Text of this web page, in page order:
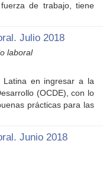
de trabajo, tiene
Julio 2018
laboral
en ingresar a la
(OCDE), con lo
prácticas para las
Junio 2018